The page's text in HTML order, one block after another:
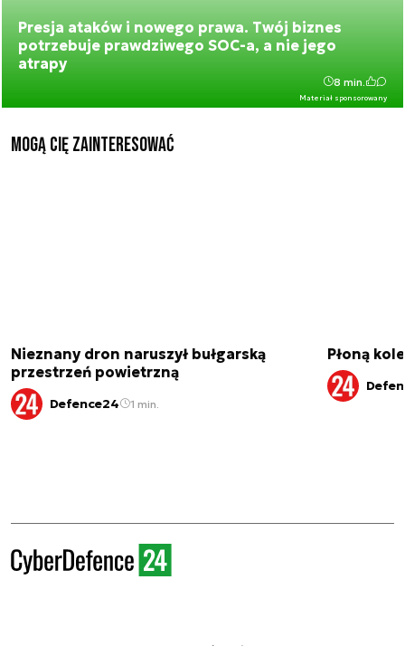
Presja ataków i nowego prawa. Twój biznes
potrzebuje prawdziwego SOC-a, a nie jego
atrapy
Materiał sponsorowany
8 min.
Mogą Cię zainteresować
Nieznany dron naruszył bułgarską
przestrzeń powietrzną
Defence24 1 min.
Płoną